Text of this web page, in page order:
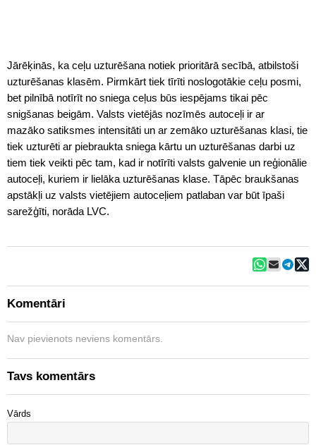
Jārēķinās, ka ceļu uzturēšana notiek prioritārā secībā, atbilstoši
uzturēšanas klasēm. Pirmkārt tiek tīrīti noslogotākie ceļu posmi,
bet pilnībā notīrīt no sniega ceļus būs iespējams tikai pēc
snigšanas beigām. Valsts vietējās nozīmēs autoceļi ir ar
mazāko satiksmes intensitāti un ar zemāko uzturēšanas klasi, tie
tiek uzturēti ar piebraukta sniega kārtu un uzturēšanas darbi uz
tiem tiek veikti pēc tam, kad ir notīrīti valsts galvenie un reģionālie
autoceļi, kuriem ir lielāka uzturēšanas klase. Tāpēc braukšanas
apstākļi uz valsts vietējiem autoceļiem patlaban var būt īpaši
sarežģīti, norāda LVC.
Komentāri
Nav pievienots neviens komentārs.
Tavs komentārs
Vārds